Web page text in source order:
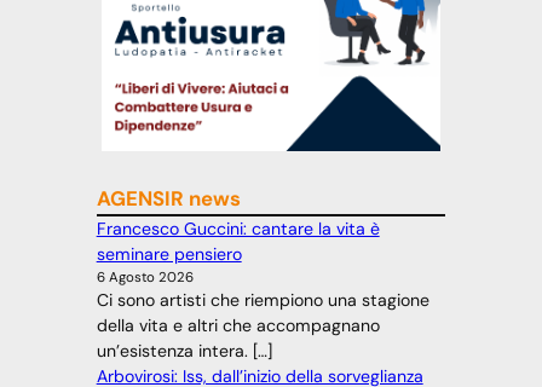
AGENSIR news
Francesco Guccini: cantare la vita è
seminare pensiero
6 Agosto 2026
Ci sono artisti che riempiono una stagione
della vita e altri che accompagnano
un’esistenza intera. […]
Arbovirosi: Iss, dall’inizio della sorveglianza